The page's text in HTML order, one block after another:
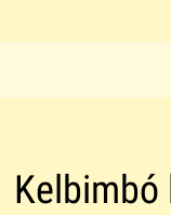
Kelbimbó